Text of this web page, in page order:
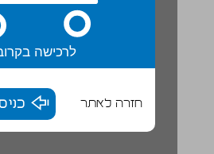
לרכישה
חזרה לאתר